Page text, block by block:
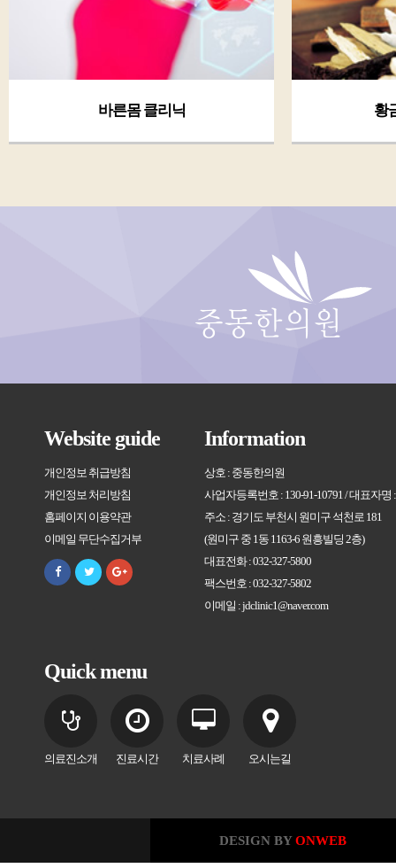
바른몸 클리닉 황
Website guide
개인정보 취급방침
개인정보 처리방침
홈페이지 이용약관
이메일 무단수집거부
Information
상호 : 중동한의원
사업자등록번호 : 130-91-10791 / 대표자명
주소 : 경기도 부천시 원미구 석천로 181
(원미구 중 1동 1163-6 원흥빌딩 2층)
대표전화 : 032-327-5800
팩스번호 : 032-327-5802
이메일 : jdclinic1@naver.com
Quick menu
의료진소개 진료시간 치료사례 오시는길
DESIGN BYONWEB